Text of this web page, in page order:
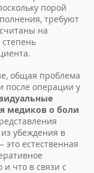
порой
требуют
на
общая проблема
после операции у
медиков о боли
убеждения в
естественная
и что в связи с